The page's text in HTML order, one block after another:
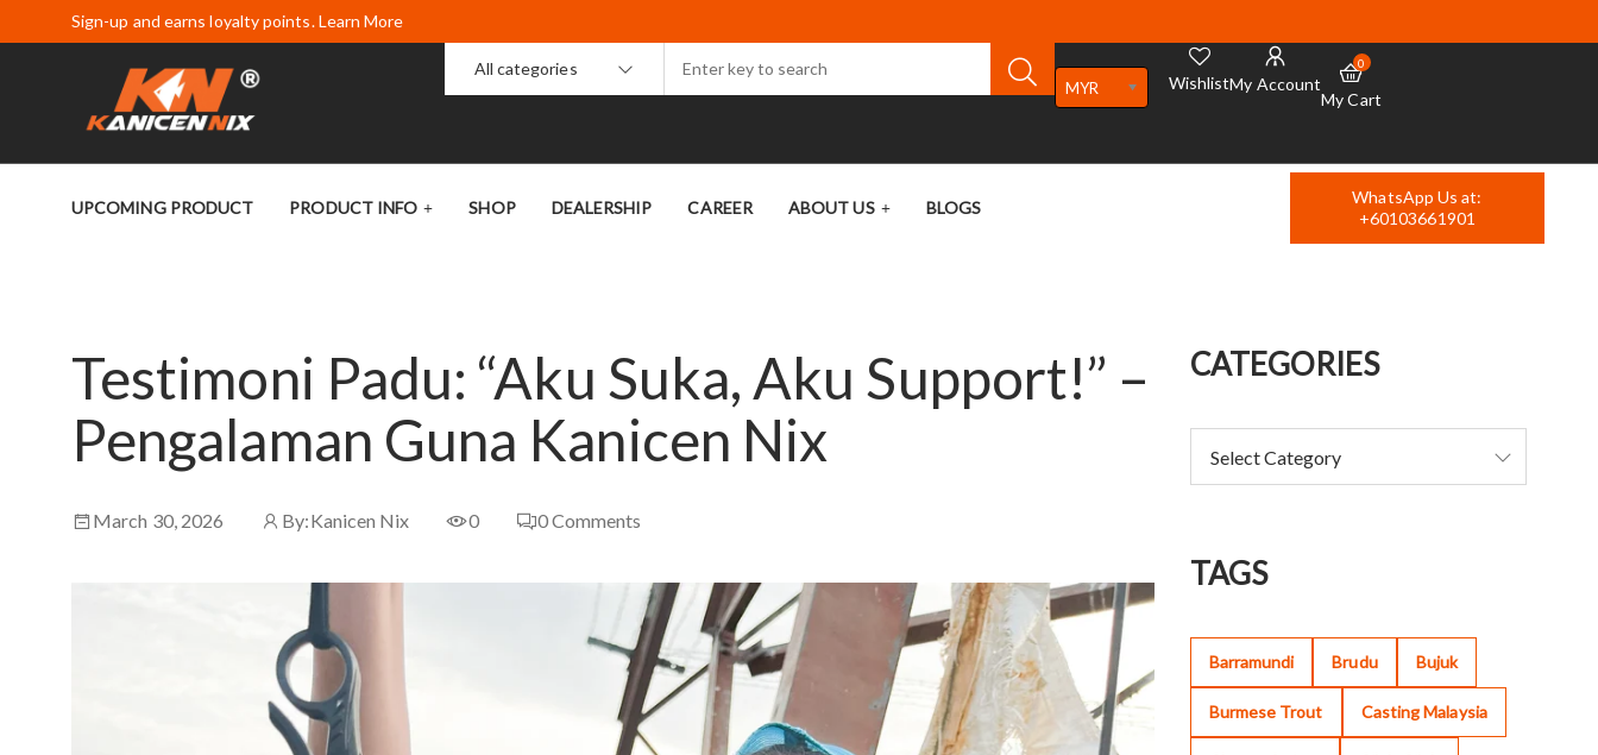
Sign-up and earns loyalty points. Learn More
All categories
MYR WishlistMy Account
0
My Cart
UPCOMING PRODUCT PRODUCT INFO SHOP DEALERSHIP CAREER ABOUT US BLOGS
WhatsApp Us at:
+60103661901
Testimoni Padu: “Aku Suka, Aku Support!” –
Pengalaman Guna Kanicen Nix
March 30, 2026 By:Kanicen Nix 0 0Comments
CATEGORIES
TAGS
Barramundi Brudu Bujuk
Burmese Trout Casting Malaysia